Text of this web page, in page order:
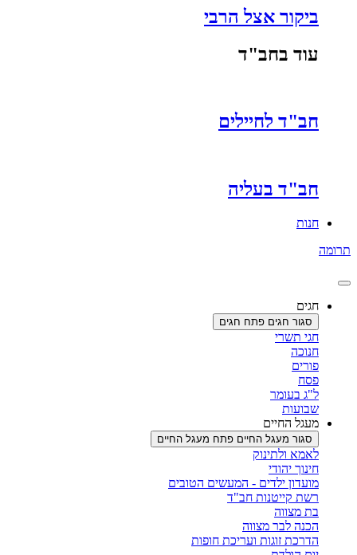
ביקור אצל הרבי
עוד בחב"ד
חב"ד לחיילים
חב"ד בעליה
חנות
תרומה
חגים
סגור חגים פתח חגים
חגי תשרי
חנוכה
פורים
פסח
ל"ג בעומר
שבועות
מעגל החיים
סגור מעגל החיים פתח מעגל החיים
לאמא ולתינוק
חינוך יהודי
מועדון ילדים - המעשים הטובים
רשת קייטנות חב"ד
בת מצווה
הכנה לבר מצווה
הדרכת זוגות ועריכת חופות